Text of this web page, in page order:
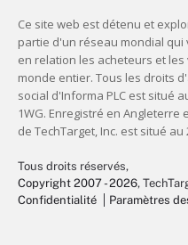
Tous droits réservés,
Copyright 2007 - 2026,
Confidentialité
Paramètres